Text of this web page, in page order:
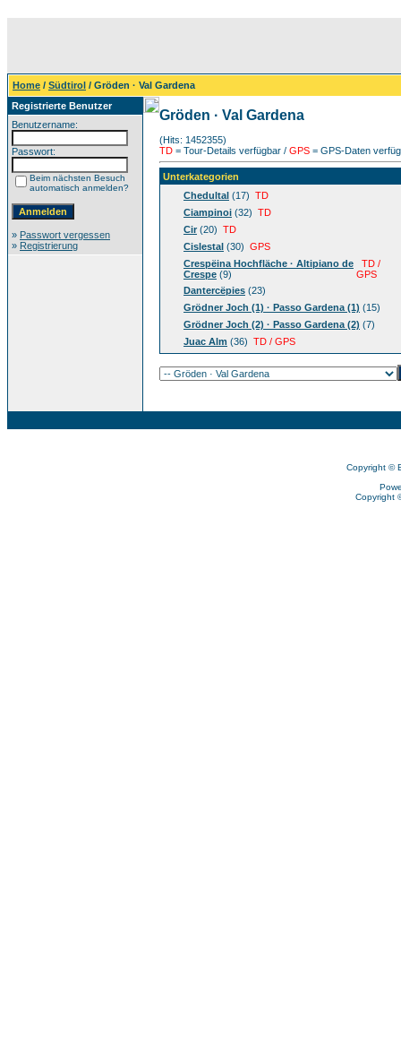
Home / Südtirol / Gröden · Val Gardena
Registrierte Benutzer
Benutzername:
Passwort:
Beim nächsten Besuch
automatisch anmelden?
» Passwort vergessen
» Registrierung
Gröden · Val Gardena
(Hits: 1452355)
TD = Tour-Details verfügbar / GPS = GPS-Daten
Unterkategorien
Chedultal (17) TD
Ciampinoi (32) TD
Cir(20) TD
Cislestal (30) GPS
Crespëina Hochfläche · Altipiano de
Crespe (9)
TD /
GPS
Dantercëpies (23)
Grödner Joch (1) · Passo Gardena (1) (15)
Grödner Joch (2) · Passo Gardena (2) (7)
Juac Alm (36) TD / GPS
Copyright ©
Copyright